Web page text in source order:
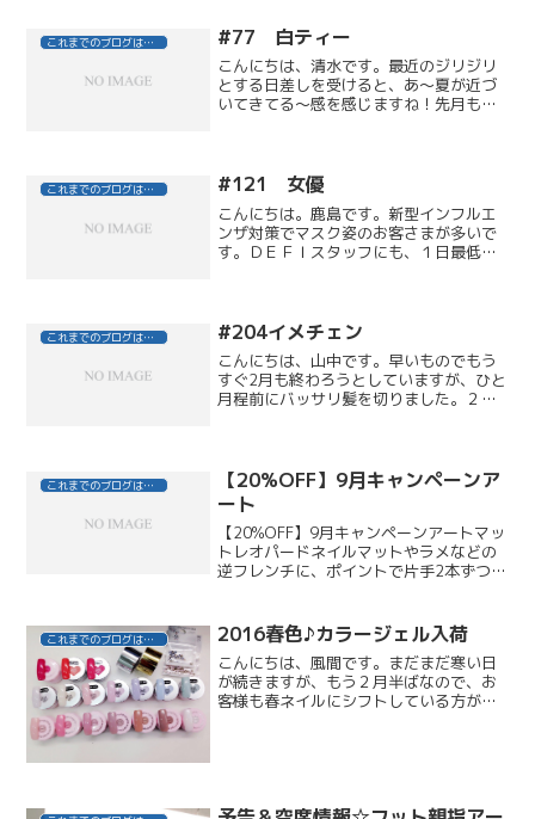
これまでのブログはこちら #77 白ティー
こんにちは、清水です。最近のジリジリ
とする日差しを受けると、あ～夏が近づ
いてきてる～感を感じますね！先月も、
と昼頃まで寝ている私を知...
これまでのブログはこちら #121 女優
こんにちは。鹿島です。新型インフルエ
ンザ対策でマスク姿のお客さまが多いで
す。ＤＥＦＩスタッフにも、１日最低３
た。明治座、松本清張生誕１０...
これまでのブログはこちら #204イメチェン
こんにちは、山中です。早いものでもう
すぐ2月も終わろうとしていますが、ひと
月程前にバッサリ髪を切りました。２０
らよく質問されるのです...
これまでのブログはこちら
【20%OFF】9月キャンペーンア
ート
【20%OFF】9月キャンペーンアートマッ
トレオパードネイルマットやラメなどの
逆フレンチに、ポイントで片手2本ずつマ
れ上級者。レオパードペイント4本。オー
タムフラワ...
これまでのブログはこちら 2016春色♪カラージェル入荷
こんにちは、風間です。まだまだ寒い日
が続きますが、もう２月半ばなので、お
客様も春ネイルにシフトしている方が増